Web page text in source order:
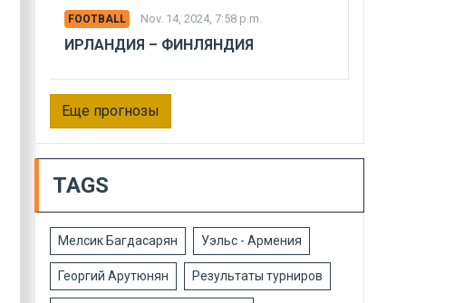
FOOTBALL Nov. 14, 2024, 7:58 p.m.
ИРЛАНДИЯ – ФИНЛЯНДИЯ
Еще прогнозы
TAGS
Мелсик Багдасарян Уэльс - Армения
Георгий Арутюнян Результаты турниров